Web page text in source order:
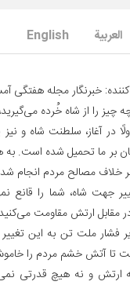
العربیة English
خبرنگار مجله هفتگی
چیز را از شاه خُرده
در آغاز، سلطنت شاه و
بر ما تحمیل شده است.
خلاف مصالح مردم انجام
جهت شاه، شما را قانع
مقابل ارتش مقاومت
فشار ملت تن به این
تا آتش خشم مردم را
ارتش و نه هیچ قدرتی